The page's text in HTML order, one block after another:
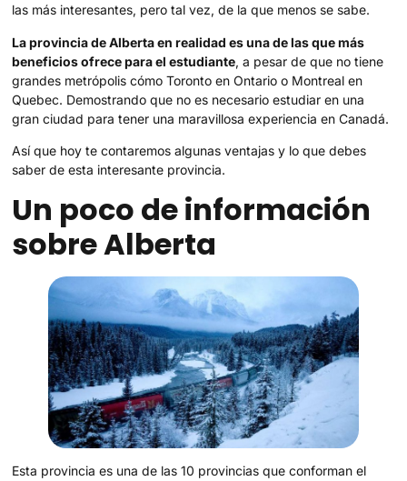
las más interesantes, pero tal vez, de la que menos se sabe.
La provincia de Alberta en realidad es una de las que más
beneficios ofrece para el estudiante, a pesar de que no tiene
grandes metrópolis cómo Toronto en Ontario o Montreal en
Quebec. Demostrando que no es necesario estudiar en una
gran ciudad para tener una maravillosa experiencia en Canadá.
Así que hoy te contaremos algunas ventajas y lo que debes
saber de esta interesante provincia.
Un poco de información
sobre Alberta
Esta provincia es una de las 10 provincias que conforman el